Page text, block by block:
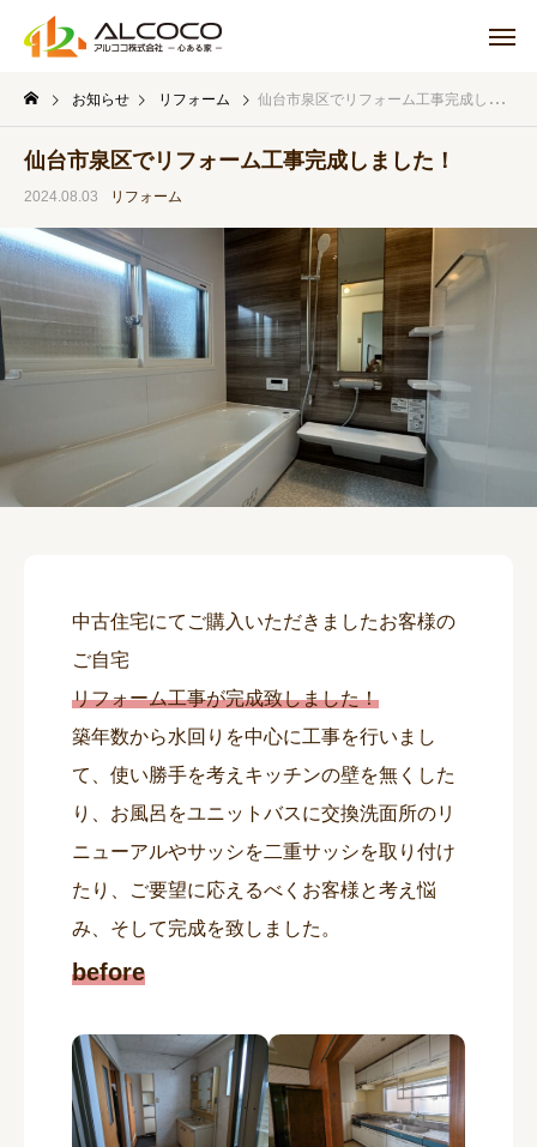
お知らせ リフォーム 仙台市泉区でリフォーム工事完成しました！
仙台市泉区でリフォーム工事完成しました！
2024.08.03 リフォーム
中古住宅にてご購入いただきましたお客様の
ご自宅
リフォーム工事が完成致しました！
築年数から水回りを中心に工事を行いまし
て、使い勝手を考えキッチンの壁を無くした
り、お風呂をユニットバスに交換洗面所のリ
ニューアルやサッシを二重サッシを取り付け
たり、ご要望に応えるべくお客様と考え悩
み、そして完成を致しました。
before